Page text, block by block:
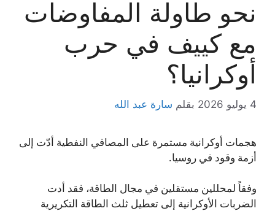
نحو طاولة المفاوضات
مع كييف في حرب
أوكرانيا؟
4 يوليو 2026 بقلم سارة عبد الله
هجمات أوكرانية مستمرة على المصافي النفطية أدّت إلى
أزمة وقود في روسيا.
وفقاً لمحللين مستقلين في مجال الطاقة، فقد أدت
الضربات الأوكرانية إلى تعطيل ثلث الطاقة التكريرية